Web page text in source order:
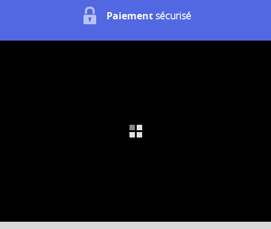
Paiementsécurisé